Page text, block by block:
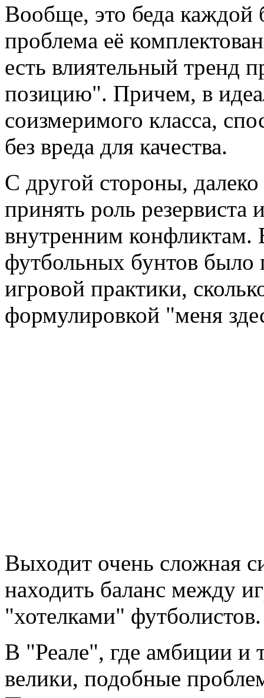
Вообще, это беда
проблема её
есть влиятельный тренд
позицию". Причем, в
соизмеримого класса,
без вреда для качества.
С другой стороны,
принять роль резервиста
внутренним конфликтам.
футбольных бунтов было
игровой практики,
формулировкой "меня
Выходит очень сложная
находить баланс между
"хотелками" футболистов.
В "Реале", где амбиции и
велики, подобные